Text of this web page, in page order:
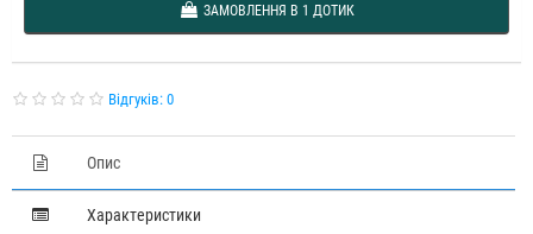
ЗАМОВЛЕННЯ В 1 ДОТИК
Відгуків: 0
Опис
Характеристики